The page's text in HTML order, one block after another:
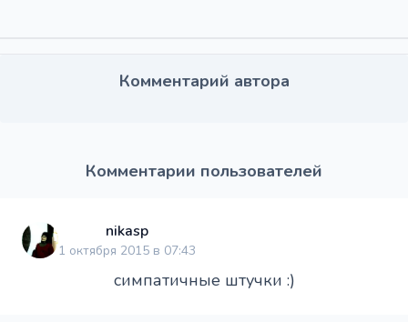
Комментарий автора
Комментарии пользователей
nikasp
1 октября 2015 в 07:43
симпатичные штучки :)